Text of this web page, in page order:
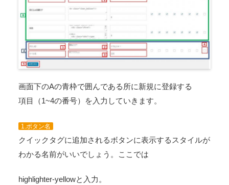
画面下のAの青枠で囲んである所に新規に登録する
項目（1~4の番号）を入力していきます。
1.ボタン名
クイックタグに追加されるボタンに表示するスタイルが
わかる名前がいいでしょう。ここでは
highlighter-yellowと入力。